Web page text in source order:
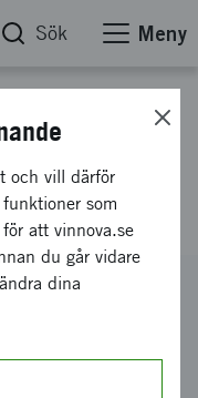
Sök Meny
och vill därför
som
att vinnova.se
du går vidare
dina